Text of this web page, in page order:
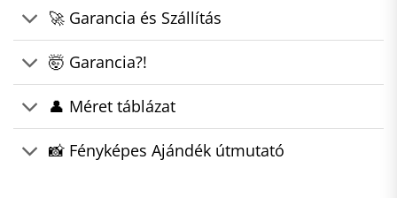
🚀 Garancia és Szállítás
🤯 Garancia?!
👤 Méret táblázat
📸 Fényképes Ajándék útmutató